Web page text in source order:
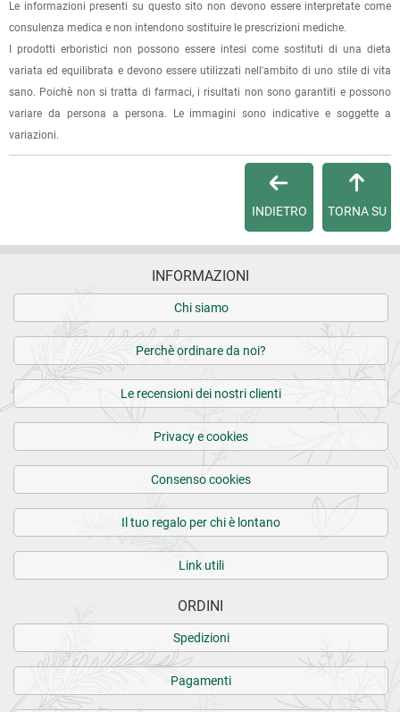
specificando l'indirizzo di fatturazione).
Dalla tuaArea Clientepotrai verificare lo stato di lavorazione
dell'ordine e lo stato della spedizione.
Per qualsiasi informazione, contattaci via
Condizioni di vendita
Le informazioni presenti su questo sito non devono essere interpretate come
consulenza medica e non intendono sostituire le prescrizioni mediche.
I prodotti erboristici non possono essere intesi come sostituti di una dieta
variata ed equilibrata e devono essere utilizzati nell'ambito di uno stile di vita
sano. Poichè non si tratta di farmaci, i risultati non sono garantiti e possono
variare da persona a persona. Le immagini sono indicative e soggette a
variazioni.
TORNA SU
INDIETRO
INFORMAZIONI
Chi siamo
Perchè ordinare da noi?
Le recensioni dei nostri clienti
Privacy e cookies
Consenso cookies
Il tuo regalo per chi è lontano
Link utili
ORDINI
Spedizioni
Pagamenti